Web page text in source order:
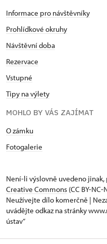
Informace pro návštěvníky
Prohlídkové okruhy
Návštěvní doba
Rezervace
Vstupné
Tipy na výlety
MOHLO BY VÁS ZAJÍMAT
O zámku
Fotogalerie
Není-li výslovně uvedeno
Creative Commons (CC BY-
Neužívejte dílo komerčně |
uvádějte odkaz na stránky
ústav“